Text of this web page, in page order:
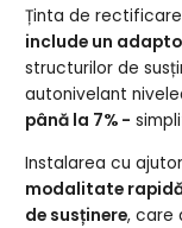
Ținta de
include un
structurilor de
autonivelant
până la 7% -
Instalarea cu
modalitate
de susținere, care